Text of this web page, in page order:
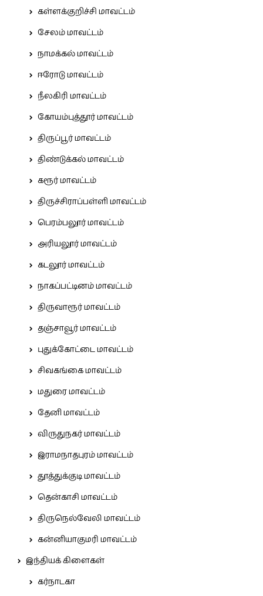
கள்ளக்குறிச்சி மாவட்டம்
சேலம் மாவட்டம்
நாமக்கல் மாவட்டம்
ஈரோடு மாவட்டம்
நீலகிரி மாவட்டம்
கோயம்புத்தூர் மாவட்டம்
திருப்பூர் மாவட்டம்
திண்டுக்கல் மாவட்டம்
கரூர் மாவட்டம்
திருச்சிராப்பள்ளி மாவட்டம்
பெரம்பலூர் மாவட்டம்
அரியலூர் மாவட்டம்
கடலூர் மாவட்டம்
நாகப்பட்டினம் மாவட்டம்
திருவாரூர் மாவட்டம்
தஞ்சாவூர் மாவட்டம்
புதுக்கோட்டை மாவட்டம்
சிவகங்கை மாவட்டம்
மதுரை மாவட்டம்
தேனி மாவட்டம்
விருதுநகர் மாவட்டம்
இராமநாதபுரம் மாவட்டம்
தூத்துக்குடி மாவட்டம்
தென்காசி மாவட்டம்
திருநெல்வேலி மாவட்டம்
கன்னியாகுமரி மாவட்டம்
இந்தியக் கிளைகள்
கர்நாடகா